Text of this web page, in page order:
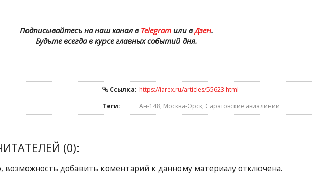
Подписывайтесь на наш канал в Telegramили вДзен.
Будьте всегда в курсе главных событий дня.
Ссылка: https://iarex.ru/articles/55623.html
Теги: Ан-148, Москва-Орск, Саратовские авиалинии
(0):
возможность добавить коментарий к данному материалу отключена.